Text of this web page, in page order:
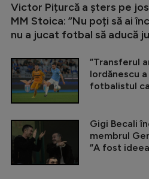
Victor Pițurcă a șters pe
MM Stoica: ”Nu poți să ai
nu a jucat fotbal să aducă
”Transferul
Iordănescu
fotbalistul
Gigi Becali
membrul
”A fost